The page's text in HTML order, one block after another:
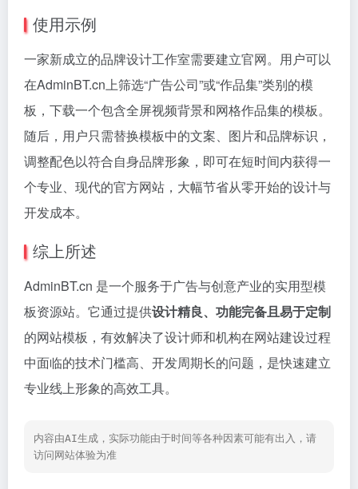
使用示例
一家新成立的品牌设计工作室需要建立官网。用户可以
在AdminBT.cn上筛选“广告公司”或“作品集”类别的模
板，下载一个包含全屏视频背景和网格作品集的模板。
随后，用户只需替换模板中的文案、图片和品牌标识，
调整配色以符合自身品牌形象，即可在短时间内获得一
个专业、现代的官方网站，大幅节省从零开始的设计与
开发成本。
综上所述
AdminBT.cn 是一个服务于广告与创意产业的实用型模
板资源站。它通过提供设计精良、功能完备且易于定制
的网站模板，有效解决了设计师和机构在网站建设过程
中面临的技术门槛高、开发周期长的问题，是快速建立
专业线上形象的高效工具。
内容由AI生成，实际功能由于时间等各种因素可能有出入，请
访问网站体验为准